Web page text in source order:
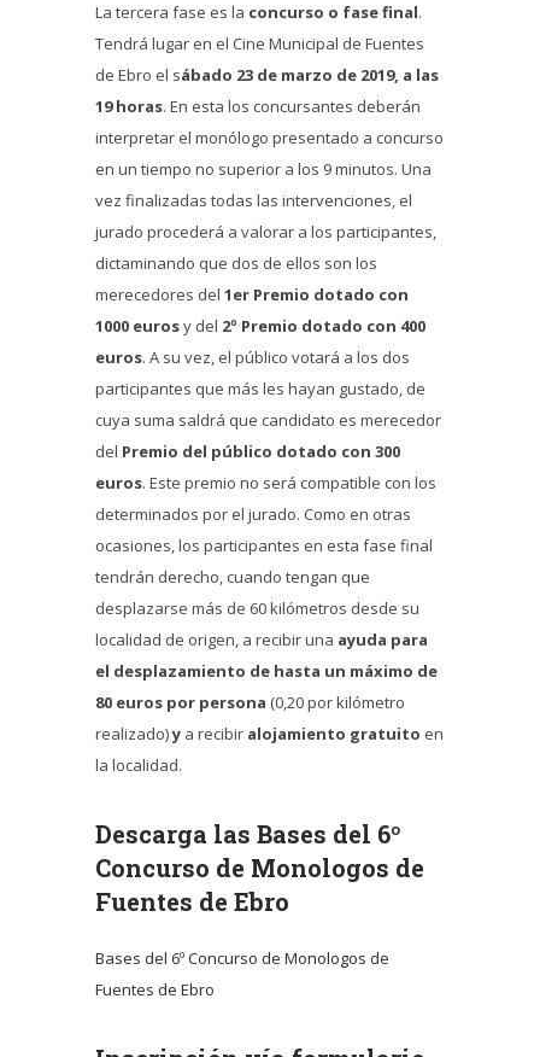
La tercera fase es la concurso o fase final.
Tendrá lugar en el Cine Municipal de Fuentes
de Ebro el sábado 23 de marzo de 2019, a las
19 horas. En esta los concursantes deberán
interpretar el monólogo presentado a concurso
en un tiempo no superior a los 9 minutos. Una
vez finalizadas todas las intervenciones, el
jurado procederá a valorar a los participantes,
dictaminando que dos de ellos son los
merecedores del 1er Premio dotado con
1000 eurosy del 2º Premio dotado con 400
euros. A su vez, el público votará a los dos
participantes que más les hayan gustado, de
cuya suma saldrá que candidato es merecedor
del Premio del público dotado con 300
euros. Este premio no será compatible con los
determinados por el jurado. Como en otras
ocasiones, los participantes en esta fase final
tendrán derecho, cuando tengan que
desplazarse más de 60 kilómetros desde su
localidad de origen, a recibir una ayuda para
el desplazamiento de hasta un máximo de
80 euros por persona (0,20 por kilómetro
realizado)y a recibir alojamiento gratuito en
la localidad.
Descarga las Bases del 6º
Concurso de Monologos de
Fuentes de Ebro
Bases del 6º Concurso de Monologos de
Fuentes de Ebro